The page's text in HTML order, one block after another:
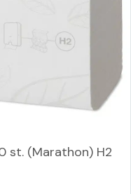
st. (Marathon) H2